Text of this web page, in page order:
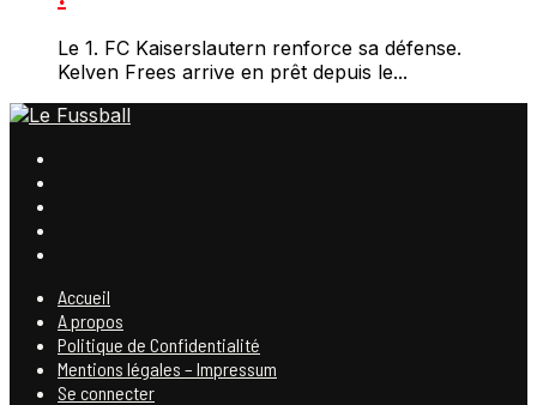
Le 1. FC Kaiserslautern renforce sa défense.
Kelven Frees arrive en prêt depuis le...
Accueil
A propos
Politique de Confidentialité
Mentions légales – Impressum
Se connecter